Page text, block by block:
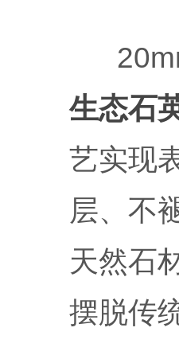
生态石
艺实现
层、不
天然石
摆脱传